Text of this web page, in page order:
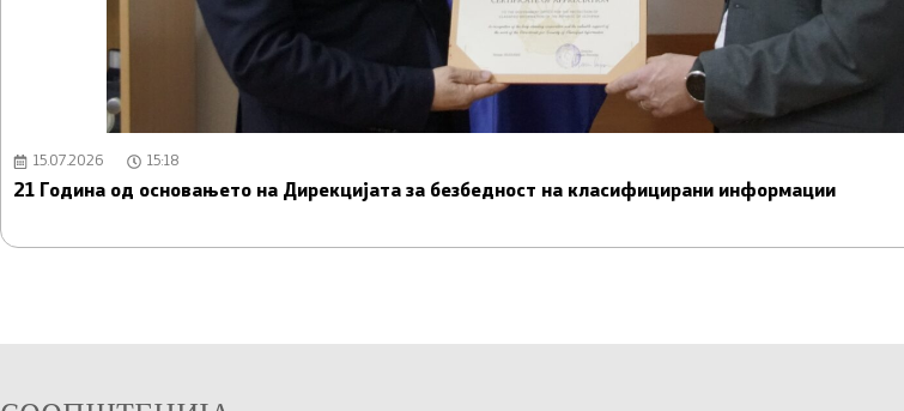
15.07.2026 15:18
21 Година од основањето на Дирекцијата за безбедност на класифицирани информации